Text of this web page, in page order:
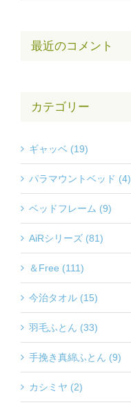
最近のコメント
カテゴリー
ギャッベ (19)
パラマウントベッド (4)
ベッドフレーム (9)
AiRシリーズ (81)
＆Free (111)
今治タオル (15)
羽毛ふとん (33)
手挽き真綿ふとん (9)
カシミヤ (2)